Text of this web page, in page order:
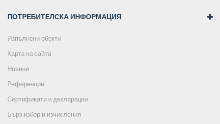
ПОТРЕБИТЕЛСКА ИНФОРМАЦИЯ
Изпълнени обекти
Карта на сайта
Новини
Референции
Сертификати и декларации
Бърз избор и изчисления